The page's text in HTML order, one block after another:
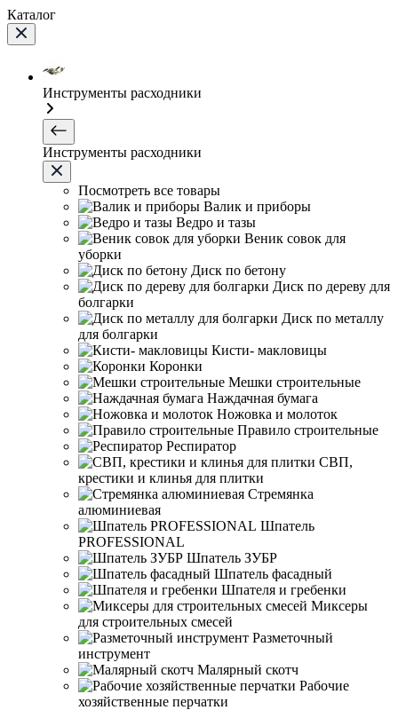
Каталог
Инструменты расходники
Инструменты расходники
Посмотреть все товары
Валик и приборы
Ведро и тазы
Веник совок для
уборки
Диск по бетону
Диск по дереву для
болгарки
Диск по металлу
для болгарки
Кисти- макловицы
Коронки
Мешки строительные
Наждачная бумага
Ножовка и молоток
Правило строительные
Респиратор
СВП,
крестики и клинья для плитки
Стремянка
алюминиевая
Шпатель
PROFESSIONAL
Шпатель ЗУБР
Шпатель фасадный
Шпателя и гребенки
Миксеры
для строительных смесей
Разметочный
инструмент
Малярный скотч
Рабочие
хозяйственные перчатки